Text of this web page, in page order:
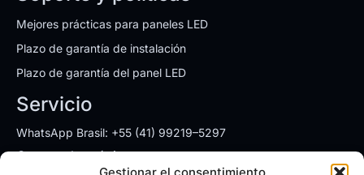
Mejores prácticas para paneles LED
Plazo de garantía de instalación
Plazo de garantía del panel LED
Servicio
WhatsApp Brasil: +55 (41) 99219–5297
Correo electrónico:ventas.brasil@leyardgroup.com